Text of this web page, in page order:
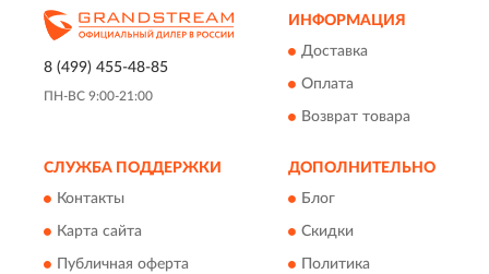
8 (499) 455-48-85
ПН-ВС 9:00-21:00
ИНФОРМАЦИЯ
Доставка
Оплата
Возврат товара
СЛУЖБА ПОДДЕРЖКИ
Контакты
Карта сайта
Публичная оферта
ДОПОЛНИТЕЛЬНО
Блог
Скидки
Политика